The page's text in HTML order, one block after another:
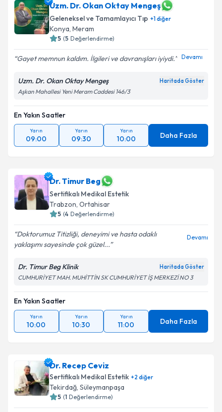
Uzm. Dr. Okan Oktay Mengeş
Geleneksel ve Tamamlayıcı Tıp +1diğer
Konya, Meram
5 (5 Değerlendirme)
Gayet memnun kaldım. İlgileri ve davranışları iyiydi. Devamı
Uzm. Dr. Okan Oktay Mengeş Haritada Göster
Aşkan Mahallesi Yeni Meram Caddesi 146/3
En Yakın Saatler
Yarın
09:00
Yarın
09:30
Yarın
10:00 Daha Fazla
Dr. Timur Beg
Sertifikalı Medikal Estetik
Trabzon, Ortahisar
5 (4 Değerlendirme)
Doktorumuz Titizliği, deneyimi ve hasta odaklı
yaklaşımı sayesinde çok güzel...
Devamı
Dr. Timur Beg Klinik Haritada Göster
CUMHURİYET MAH. MUHİTTİN SK CUMHURİYET İŞ MERKEZİ NO 3
En Yakın Saatler
Yarın
10:00
Yarın
10:30
Yarın
11:00 Daha Fazla
Dr. Recep Ceviz
Sertifikalı Medikal Estetik +2 diğer
Tekirdağ, Süleymanpaşa
5 (1 Değerlendirme)